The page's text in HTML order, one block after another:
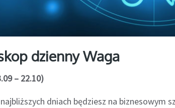
dzienny Waga
– 22.10)
dniach będziesz na biznesowym